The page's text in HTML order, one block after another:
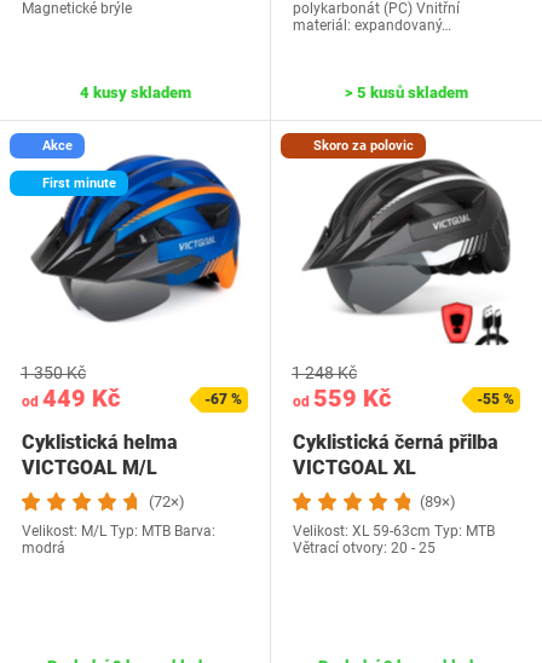
Magnetické brýle
4 kusy skladem
polykarbonát (PC) Vnitřní
materiál: expandovaný…
> 5 kusů skladem
Akce
First minute
od 449 Kč
1 350 Kč
-67 %
Cyklistická helma
VICTGOAL M/L
(72×)
Velikost: M/L Typ: MTB Barva:
modrá
Skoro za polovic
od 559 Kč
1 248 Kč
-55 %
Cyklistická černá přilba
VICTGOAL XL
(89×)
Velikost: XL 59-63cm Typ: MTB
Větrací otvory: 20 - 25